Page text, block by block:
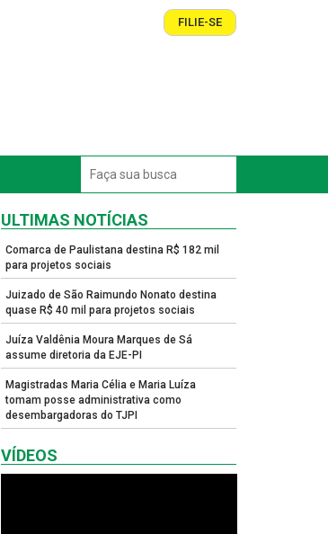
FILIE-SE
ULTIMAS NOTÍCIAS
Comarca de Paulistana destina R$ 182 mil
para projetos sociais
Juizado de São Raimundo Nonato destina
quase R$ 40 mil para projetos sociais
Juíza Valdênia Moura Marques de Sá
assume diretoria da EJE-PI
Magistradas Maria Célia e Maria Luíza
tomam posse administrativa como
desembargadoras do TJPI
VÍDEOS